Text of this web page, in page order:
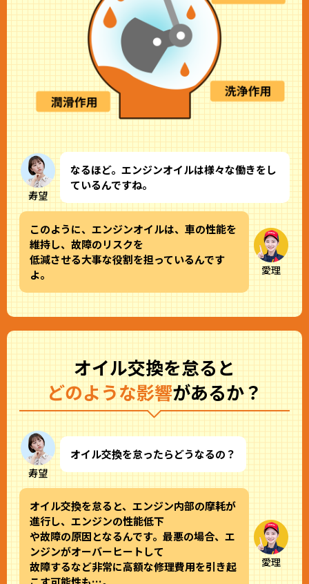
寿望
なるほど。エンジンオイルは様々な働きをし
ているんですね。
愛理
このように、エンジンオイルは、車の性能を
維持し、故障のリスクを
低減させる大事な役割を担っているんです
よ。
オイル交換を怠ると
どのような影響があるか？
寿望
オイル交換を怠ったらどうなるの？
愛理
オイル交換を怠ると、エンジン内部の摩耗が
進行し、エンジンの性能低下
や故障の原因となるんです。最悪の場合、エ
ンジンがオーバーヒートして
故障するなど非常に高額な修理費用を引き起